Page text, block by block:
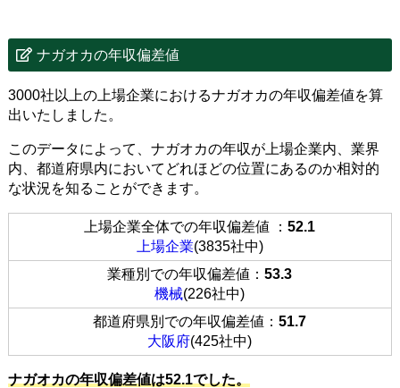
ナガオカの年収偏差値
3000社以上の上場企業におけるナガオカの年収偏差値を算
出いたしました。
このデータによって、ナガオカの年収が上場企業内、業界
内、都道府県内においてどれほどの位置にあるのか相対的
な状況を知ることができます。
上場企業全体での年収偏差値 ：52.1
上場企業(3835社中)
業種別での年収偏差値：53.3
機械(226社中)
都道府県別での年収偏差値：51.7
大阪府(425社中)
ナガオカの年収偏差値は52.1でした。